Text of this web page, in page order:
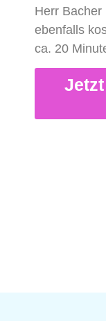
Herr
ebenfalls
ca. 20